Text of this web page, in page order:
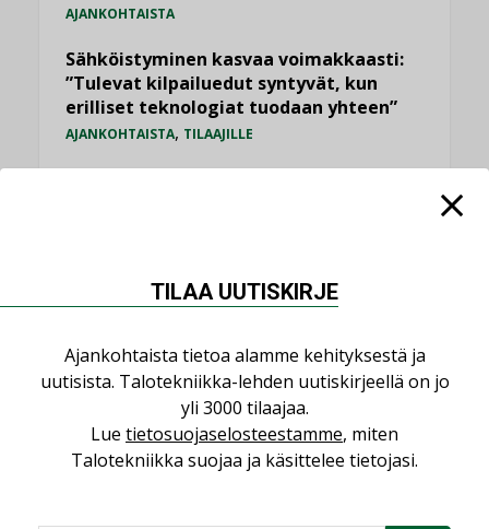
AJANKOHTAISTA
Sähköistyminen kasvaa voimakkaasti:
”Tulevat kilpailuedut syntyvät, kun
erilliset teknologiat tuodaan yhteen”
AJANKOHTAISTA, TILAAJILLE
LEHDEN ARTIKKELIT,TILAAJILLE
TILAA UUTISKIRJE
Ajankohtaista tietoa alamme kehityksestä ja
uutisista. Talotekniikka-lehden uutiskirjeellä on jo
yli 3000 tilaajaa.
Lue tietosuojaselosteestamme, miten
Talotekniikka suojaa ja käsittelee tietojasi.